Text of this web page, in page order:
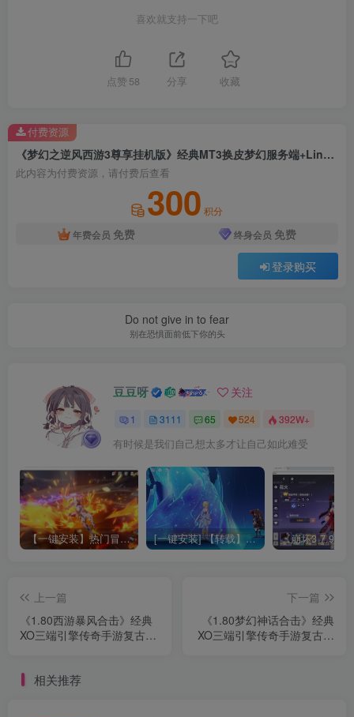
喜欢就支持一下吧
点赞 58 分享 收藏
《梦幻之逆风西游3尊享挂机版》经典MT3换皮梦幻服务端+Linux手工服务端+安卓苹果双端+新版管理后台+详细搭建教程
此内容为付费资源，请付费后查看
300 积分
年费会员 免费 终身会员 免费
登录购买
付费资源
Do not give in to fear
别在恐惧面前低下你的头
豆豆呀 关注
1 3111 65 524 392W+
有时候是我们自己想太多才让自己如此难受
【一键安装】热门冒险策略类游戏崩坏：星穹铁道全新2.3版本一键端+一键代理+一键启动+免虚拟机 [一键安装] 【转载】原神3.4真端服务端+源码+配套客户端+详尽说明+GM工具+源码说明文件
上一篇
《1.80西游暴风合击》经典
XO三端引擎传奇手游复古服
教程
下一篇
《1.80梦幻神话合击》经典
XO三端引擎传奇手游复古服
相关推荐